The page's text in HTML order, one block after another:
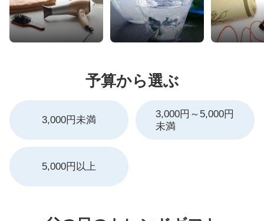
予算から選ぶ
3,000円未満
3,000円～5,000円
未満
5,000円以上